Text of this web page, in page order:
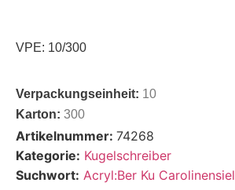
VPE: 10/300
Verpackungseinheit: 10
Karton: 300
Artikelnummer: 74268
Kategorie: Kugelschreiber
Suchwort: Acryl:Ber Ku Carolinensiel